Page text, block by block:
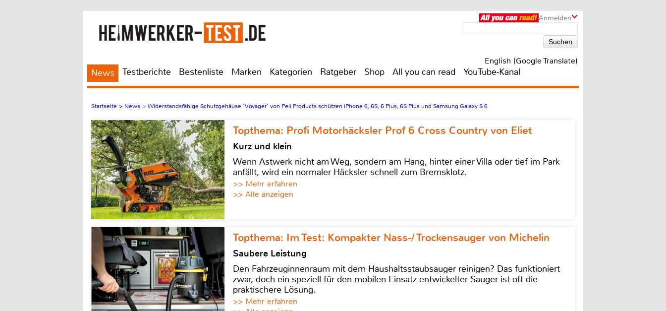
Anmelden
English (Google Translate)
News Testberichte Bestenliste Marken Kategorien Ratgeber Shop All you can read YouTube-Kanal
Startseite > News > Widerstandsfähige Schutzgehäuse "Voyager" von Peli Products schützen iPhone 6, 6S, 6 Plus, 6S Plus und Samsung Galaxy S 6
Topthema: Profi Motorhäcksler Prof 6 Cross Country von Eliet
Kurz und klein
Wenn Astwerk nicht am Weg, sondern am Hang, hinter einer Villa oder tief im Park
anfällt, wird ein normaler Häcksler schnell zum Bremsklotz.
>> Mehr erfahren
>> Alle anzeigen
Topthema: Im Test: Kompakter Nass-/ Trockensauger von Michelin
Saubere Leistung
Den Fahrzeuginnenraum mit dem Haushaltsstaubsauger reinigen? Das funktioniert
zwar, doch ein speziell für den mobilen Einsatz entwickelter Sauger ist oft die
praktischere Lösung.
>> Mehr erfahren